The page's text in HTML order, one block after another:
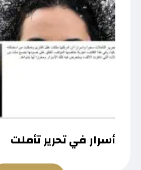
أسرار في تحرير تأملت